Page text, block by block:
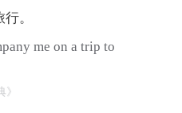
。
me on a trip to